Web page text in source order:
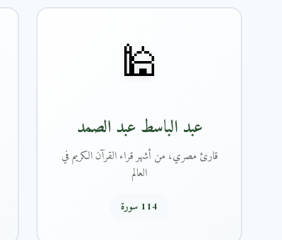
🕌
عبد الباسط عبد الصمد
قارئ مصري، من أشهر قراء القرآن الكريم في
العالم
114 سورة